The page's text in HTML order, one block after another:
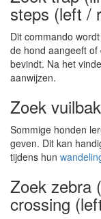
steps (left /
Dit commando
de hond aangeeft
bevindt. Na het
aanwijzen.
Zoek
Sommige honden
geven. Dit kan
tijdens hun
Zoek zebra
crossing